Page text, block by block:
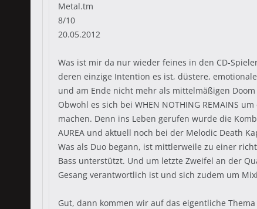
Metal.tm
8/10
20.05.2012
Was ist mir da nur wieder feines in den CD-
deren einzige Intention es ist, düstere,
und am Ende nicht mehr als mittelmäßigen
Obwohl es sich bei WHEN NOTHING REMAINS
machen. Denn ins Leben gerufen wurde die
AUREA und aktuell noch bei der Melodic Death
Was als Duo begann, ist mittlerweile zu einer
Bass unterstützt. Und um letzte Zweifel an der
Gesang verantwortlich ist und sich zudem um
Gut, dann kommen wir auf das eigentliche